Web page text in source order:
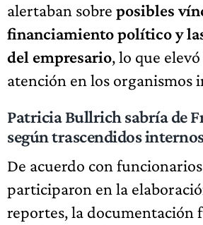
alertaban sobre posibles
financiamiento político y
del empresario, lo que
atención en los organismos
Patricia Bullrich sabría de
según trascendidos
De acuerdo con
participaron en la
reportes, la documentación